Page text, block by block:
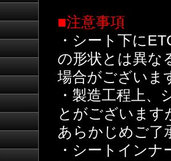
■注意事項
・シート下に
の形状とは異な
場合がございま
・製造工程上
とがございます
あらかじめご了
・シートイン